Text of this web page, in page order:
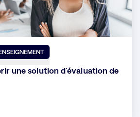
une solution d'évaluation de